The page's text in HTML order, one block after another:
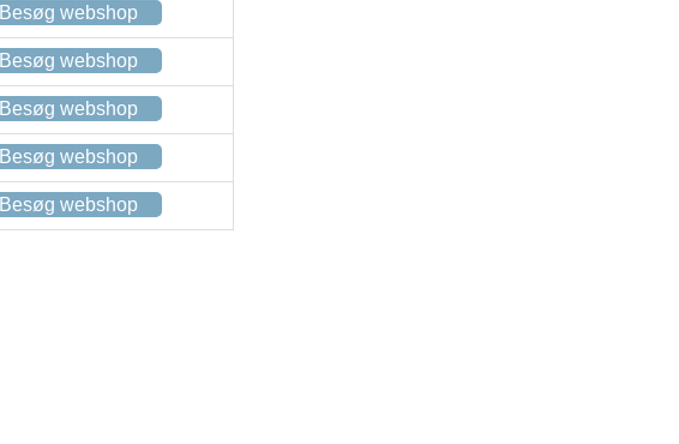
Besøg webshop
Besøg webshop
Besøg webshop
Besøg webshop
Besøg webshop